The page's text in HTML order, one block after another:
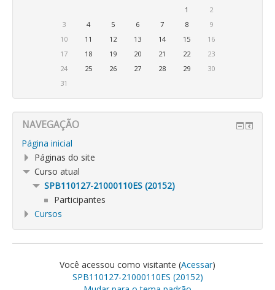
1
2
3
4 5 6 7 8
9
10
11 12 13 14 15
16
17
18 19 20 21 22
23
24
25 26 27 28 29
30
31
NAVEGAÇÃO
Página inicial
Páginas do site
Curso atual
SPB110127-21000110ES (20152)
Participantes
Cursos
Você acessou como visitante (Acessar)
SPB110127-21000110ES (20152)